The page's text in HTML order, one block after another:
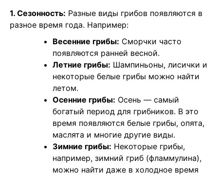
1. Сезонность: Разные виды грибов появляются в
разное время года. Например:
Весенние грибы: Сморчки часто
появляются ранней весной.
Летние грибы: Шампиньоны, лисички и
некоторые белые грибы можно найти
летом.
Осенние грибы: Осень — самый
богатый период для грибников. В это
время появляются белые грибы, опята,
маслята и многие другие виды.
Зимние грибы: Некоторые грибы,
например, зимний гриб (фламмулина),
можно найти даже в холодное время